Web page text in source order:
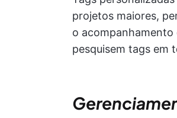
projetos maiores,
o
pesquisem tags em